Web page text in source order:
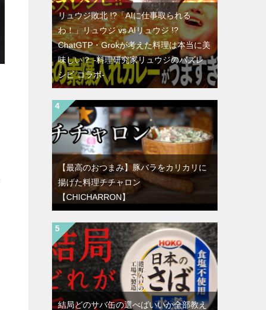
リュウジ敗北 !?「AIに仕事取られる
わ！」リュウジ vs AIリュウジ !?
ChatGTP・Grokが考えた料理は本当に美
味しい？ -料理研究家リュウジのバズレ
シピ コラボ-
【最高のおつまみ】豚バラをカリカリに
揚げた料理チチャロン
【CHICHARRON】
結局どのサバ缶の選べばいいか全部教え